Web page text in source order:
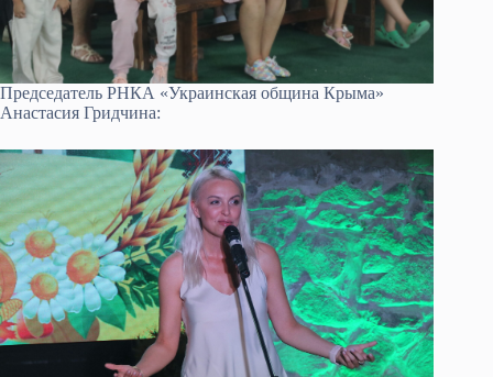
Председатель РНКА «Украинская община Крыма»
Анастасия Гридчина: